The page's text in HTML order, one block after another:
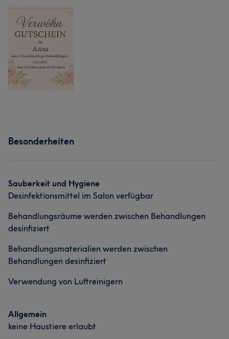
Besonderheiten
Sauberkeit und Hygiene
Desinfektionsmittel im Salon verfügbar
Behandlungsräume werden zwischen Behandlungen
desinfiziert
Behandlungsmaterialien werden zwischen
Behandlungen desinfiziert
Verwendung von Luftreinigern
Allgemein
keine Haustiere erlaubt